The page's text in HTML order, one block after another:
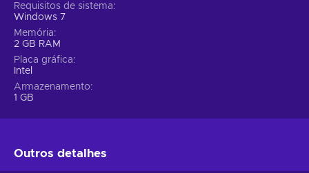
Requisitos de sistema
Windows 7
Memória
2 GB RAM
Placa gráfica
Intel
Armazenamento
1 GB
Outros detalhes